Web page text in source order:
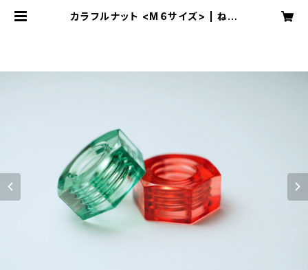
カラフルナット <М６サイズ> | ねじ